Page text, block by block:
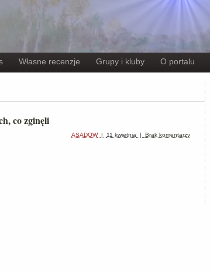
Własne recenzje Grupy i kluby O portalu
co zginęli
ASADOW| 11 kwietnia | Brak komentarzy